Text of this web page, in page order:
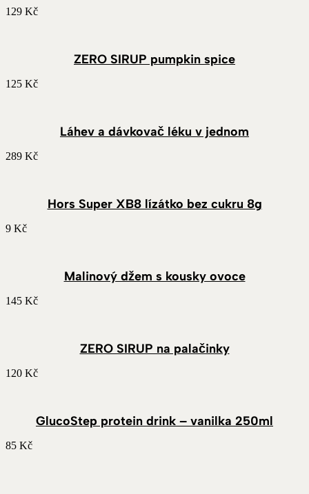
129 Kč
ZERO SIRUP pumpkin spice
125 Kč
Láhev a dávkovač léku v jednom
289 Kč
Hors Super XB8 lízátko bez cukru 8g
9 Kč
Malinový džem s kousky ovoce
145 Kč
ZERO SIRUP na palačinky
120 Kč
GlucoStep protein drink – vanilka 250ml
85 Kč